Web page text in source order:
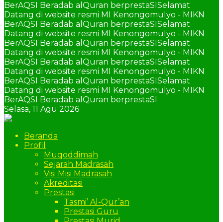
BerAQSI Beradab alQuran berprestaSISelamat
Datang di website resmi MI Kenongomulyo - MIKN
BerAQSI Beradab alQuran berprestaSISelamat
Datang di website resmi MI Kenongomulyo - MIKN
BerAQSI Beradab alQuran berprestaSISelamat
Datang di website resmi MI Kenongomulyo - MIKN
BerAQSI Beradab alQuran berprestaSISelamat
Datang di website resmi MI Kenongomulyo - MIKN
BerAQSI Beradab alQuran berprestaSISelamat
Datang di website resmi MI Kenongomulyo - MIKN
BerAQSI Beradab alQuran berprestaSI
Selasa, 11 Agu 2026
Beranda
Profil
Muqoddimah
Sejarah Madrasah
Visi Misi Madrasah
Akreditasi
Prestasi
Tasmi’ Al-Qur’an
Prestasi Guru